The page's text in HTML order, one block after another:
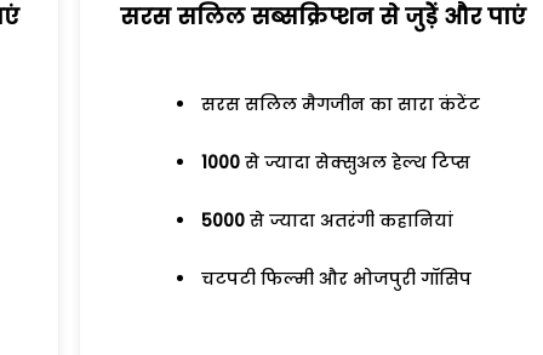
सरस सलिल सब्सक्रिप्शन से जुड़ेें और पाएं
सरस सलिल मैगजीन का सारा कंटेंट
1000 से ज्यादा सेक्सुअल हेल्थ टिप्स
5000 से ज्यादा अतरंगी कहानियां
चटपटी फिल्मी और भोजपुरी गॉसिप